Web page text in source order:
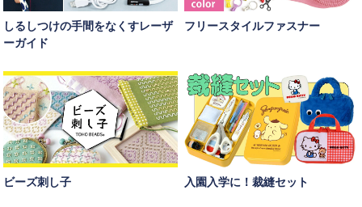
しるしつけの手間をなくすレーザ
ーガイド
フリースタイルファスナー
ビーズ刺し子 入園入学に！裁縫セット